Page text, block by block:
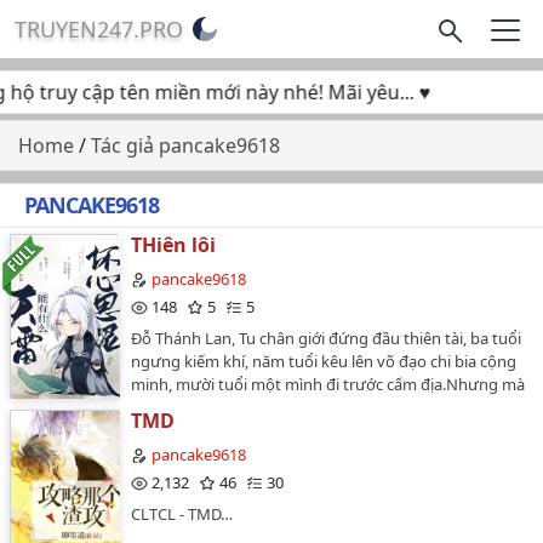
TRUYEN247.PRO
cập tên miền mới này nhé! Mãi yêu... ♥
Home/Tác giả pancake9618
PANCAKE9618
THiên lôi
pancake9618
148
5
5
Đỗ Thánh Lan, Tu chân giới đứng đầu thiên tài, ba tuổi
ngưng kiếm khí, năm tuổi kêu lên võ đạo chi bia cộng
minh, mười tuổi một mình đi trước cấm địa.Nhưng mà
tiếc.Đáng tiếc Đỗ gia đã có kỳ lân tử, đáng tiếc Đỗ gia
dục diệt Đỗ Thánh Lan.Đỗ Thánh Lan phụ thân: "Cho
dù ngươi là có một không hai kỳ tài, cũng không thể
"Phi ta cố ý phản bội, giúp ngươi, tương đương đồng
TMD
pancake9618
2,132
46
30
CLTCL - TMD…